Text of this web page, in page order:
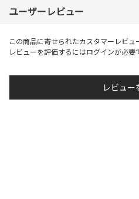
ユーザーレビュー
この商品に寄せられたカスタマーレビュ
レビューを評価するにはログインが必要
レビュー